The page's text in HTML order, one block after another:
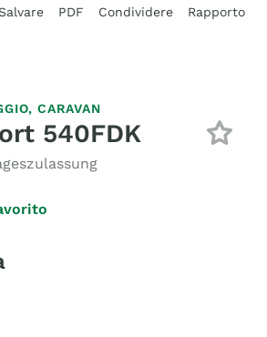
PDF Condividere Rapporto
CARAVAN
540FDK